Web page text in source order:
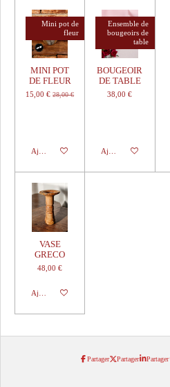
Mini pot de
fleur
MINI POT
DE FLEUR
15,00 € 28,00 €
Ajouter au panier
Ensemble de
bougeoirs de
table
BOUGEOIR
DE TABLE
38,00 €
Ajouter au panier
VASE
GRECO
48,00 €
Ajouter au panier
Partager Partager Partager